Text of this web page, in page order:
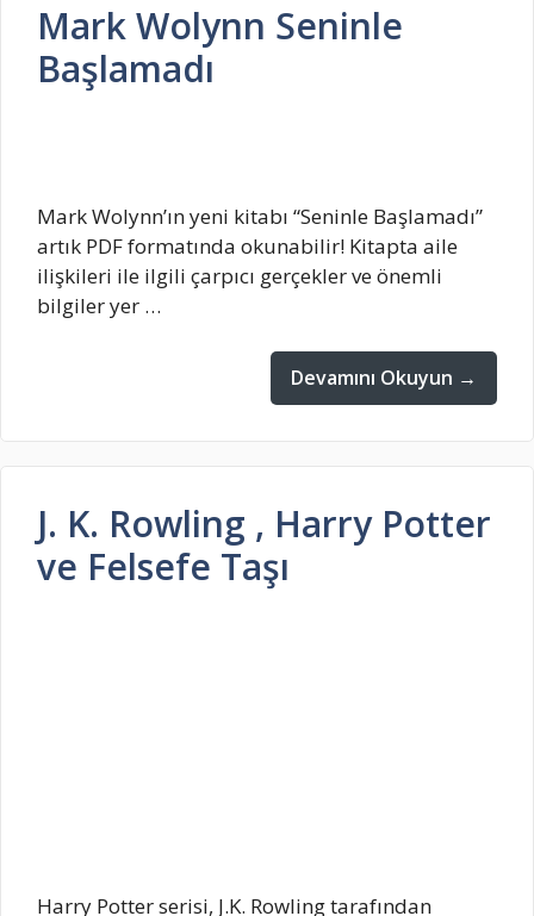
Mark Wolynn Seninle
Başlamadı
Mark Wolynn’ın yeni kitabı “Seninle Başlamadı”
artık PDF formatında okunabilir! Kitapta aile
ilişkileri ile ilgili çarpıcı gerçekler ve önemli
bilgiler yer …
Devamını Okuyun →
J. K. Rowling , Harry Potter
ve Felsefe Taşı
Harry Potter serisi, J.K. Rowling tarafından